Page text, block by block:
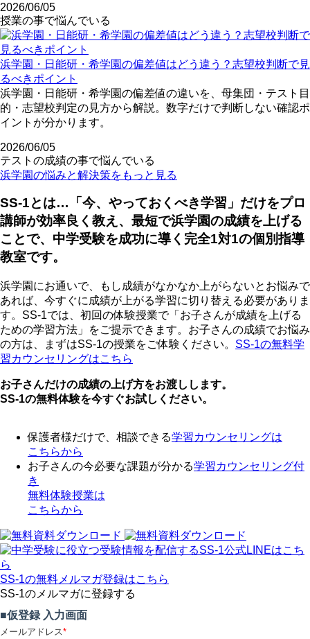
2026/06/05
授業の事で悩んでいる
浜学園・日能研・希学園の偏差値はどう違う？志望校判断で見
るべきポイント
浜学園・日能研・希学園の偏差値の違いを、母集団・テスト目
的・志望校判定の見方から解説。数字だけで判断しない確認ポ
イントが分かります。
2026/06/05
テストの成績の事で悩んでいる
浜学園の悩みと解決策をもっと見る
SS-1とは…「今、やっておくべき学習」だけをプロ
講師が効率良く教え、最短で浜学園の成績を上げる
ことで、中学受験を成功に導く完全1対1の個別指導
教室です。
浜学園にお通いで、もし成績がなかなか上がらないとお悩みで
あれば、今すぐに成績が上がる学習に切り替える必要がありま
す。SS-1では、初回の体験授業で「お子さんが成績を上げる
ための学習方法」をご提示できます。お子さんの成績でお悩み
の方は、まずはSS-1の授業をご体験ください。 SS-1の無料学
習カウンセリングはこちら
お子さんだけの成績の上げ方をお渡しします。
SS-1の無料体験を今すぐお試しください。
保護者様だけで、相談できる学習カウンセリングは
こちらから
お子さんの今必要な課題が分かる学習カウンセリング付
き
無料体験授業は
こちらから
SS-1の無料メルマガ登録はこちら
SS-1のメルマガに登録する